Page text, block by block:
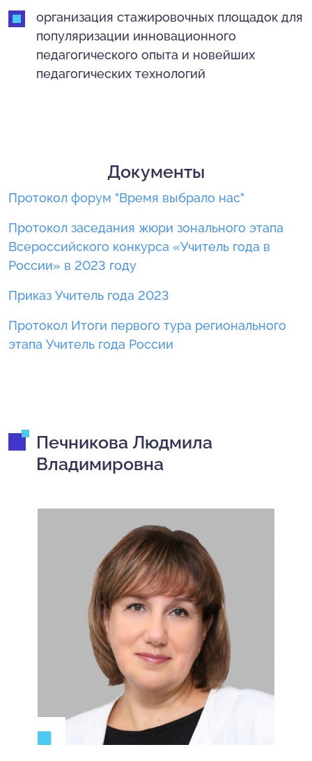
организация стажировочных площадок для
популяризации инновационного
педагогического опыта и новейших
педагогических технологий
Документы
Протокол форум "Время выбрало нас"
Протокол заседания жюри зонального этапа
Всероссийского конкурса «Учитель года в
России» в 2023 году
Приказ Учитель года 2023
Протокол Итоги первого тура регионального
этапа Учитель года России
Печникова Людмила
Владимировна